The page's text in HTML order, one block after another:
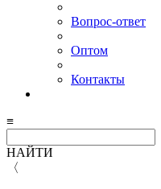
Вопрос-ответ
Оптом
Контакты
≡
НАЙТИ
〈